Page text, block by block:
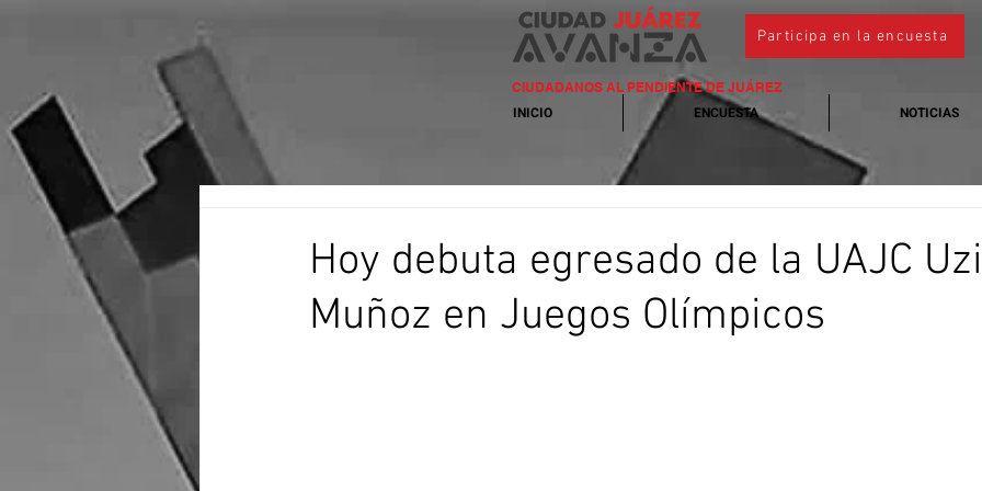
Participa en la encuesta
CIUDADANOS AL PENDIENTE DE JUÁREZ
INICIO ENCUESTA NOTICIAS
Hoy debuta egresado de la UAJC
Muñoz en Juegos Olímpicos